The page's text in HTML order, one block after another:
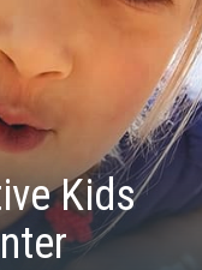
Kids